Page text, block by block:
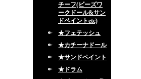
チーフ(ビーズワ
ークドール&サン
ドペイントetc)
★フェテッシュ
★カチーナドール
★サンドペイント
★ドラム